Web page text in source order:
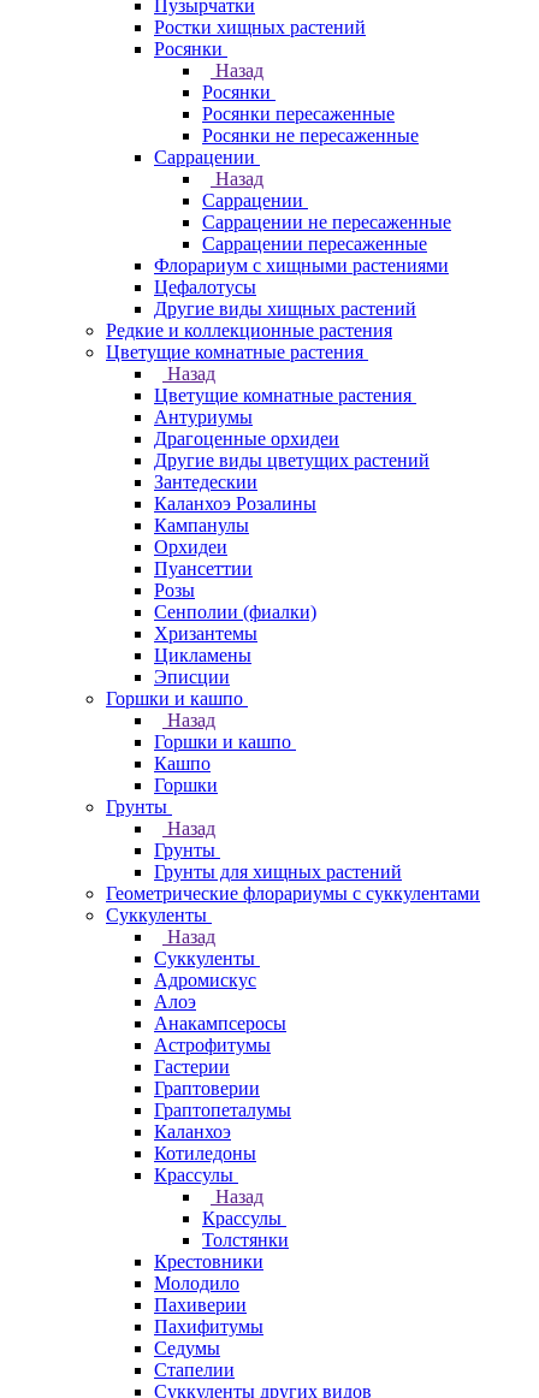
Пузырчатки
Ростки хищных растений
Росянки
Назад
Росянки
Росянки пересаженные
Росянки не пересаженные
Саррацении
Назад
Саррацении
Саррацении не пересаженные
Саррацении пересаженные
Флорариум с хищными растениями
Цефалотусы
Другие виды хищных растений
Редкие и коллекционные растения
Цветущие комнатные растения
Назад
Цветущие комнатные растения
Антуриумы
Драгоценные орхидеи
Другие виды цветущих растений
Зантедескии
Каланхоэ Розалины
Кампанулы
Орхидеи
Пуансеттии
Розы
Сенполии (фиалки)
Хризантемы
Цикламены
Эписции
Горшки и кашпо
Назад
Горшки и кашпо
Кашпо
Горшки
Грунты
Назад
Грунты
Грунты для хищных растений
Геометрические флорариумы с суккулентами
Суккуленты
Назад
Суккуленты
Адромискус
Алоэ
Анакампсеросы
Астрофитумы
Гастерии
Граптоверии
Граптопеталумы
Каланхоэ
Котиледоны
Крассулы
Назад
Крассулы
Толстянки
Крестовники
Молодило
Пахиверии
Пахифитумы
Седумы
Стапелии
Суккуленты других видов